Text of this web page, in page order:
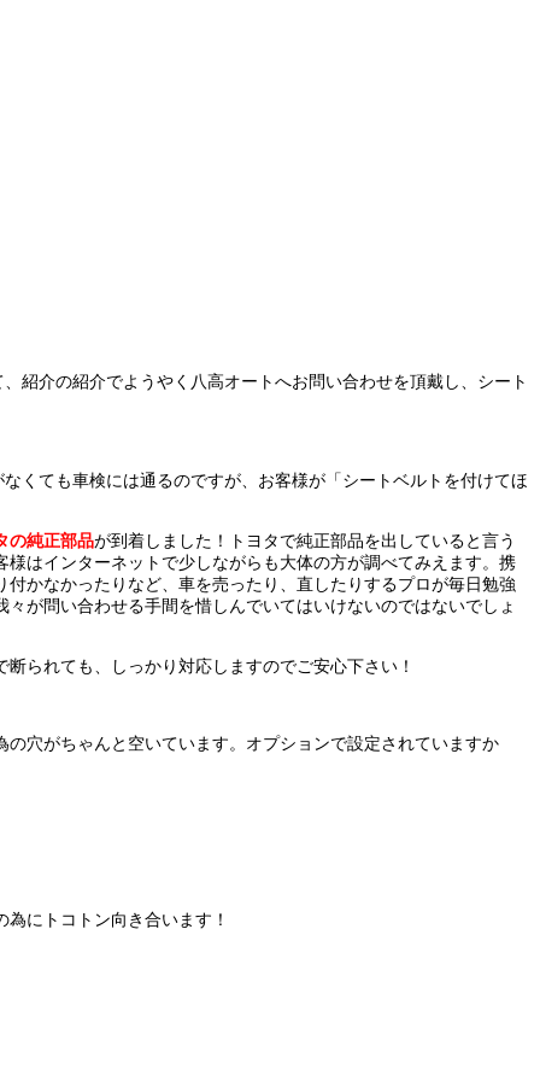
紹介の紹介でようやく八高オートへお問い合わせを頂戴し、シート
くても車検には通るのですが、お客様が「シートベルトを付けてほ
の純正部品が到着しました！トヨタで純正部品を出していると言う
はインターネットで少しながらも大体の方が調べてみえます。携
かなかったりなど、車を売ったり、直したりするプロが毎日勉強
が問い合わせる手間を惜しんでいてはいけないのではないでしょ
られても、しっかり対応しますのでご安心下さい！
穴がちゃんと空いています。オプションで設定されていますか
にトコトン向き合います！